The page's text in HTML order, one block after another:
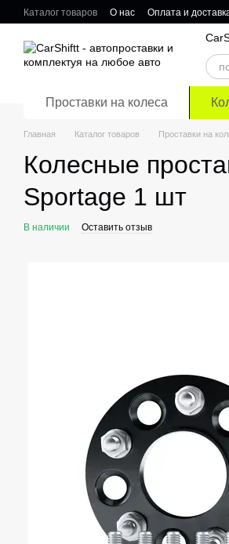
Перейти к основному контенту
Каталог товаров О нас Оплата и
Проставки на колеса
Главная Каталог товаров Проставки на
Колесные
Sportage 1 шт
В наличии Оставить отзыв